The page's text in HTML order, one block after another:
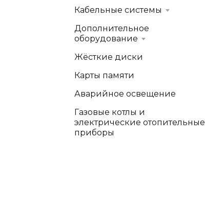
Кабельные системы
Дополнительное
оборудование
Жёсткие диски
Карты памяти
Аварийное освещение
Газовые котлы и
электрические отопительные
приборы